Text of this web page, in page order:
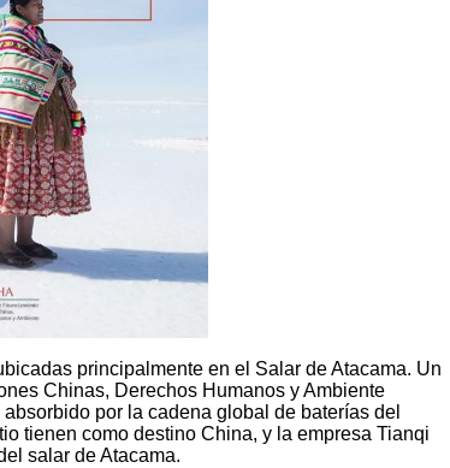
principalmente en el Salar de Atacama. Un
Chinas, Derechos Humanos y Ambiente
por la cadena global de baterías del
tienen como destino China, y la empresa Tianqi
salar de Atacama.